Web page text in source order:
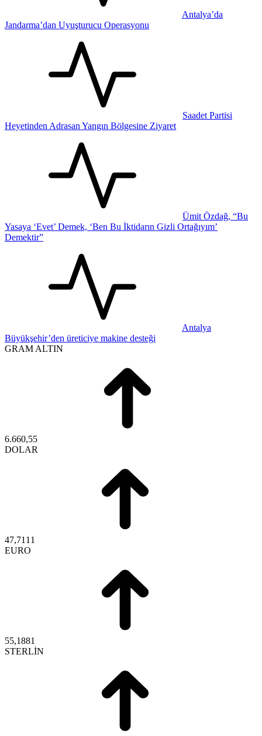
Antalya’da
Jandarma’dan Uyuşturucu Operasyonu
Saadet Partisi
Heyetinden Adrasan Yangın Bölgesine Ziyaret
Ümit Özdağ, “Bu
Yasaya ‘Evet’ Demek, ‘Ben Bu İktidarın Gizli Ortağıyım’
Demektir”
Antalya
Büyükşehir’den üreticiye makine desteği
GRAM ALTIN
6.660,55
DOLAR
47,7111
EURO
55,1881
STERLİN